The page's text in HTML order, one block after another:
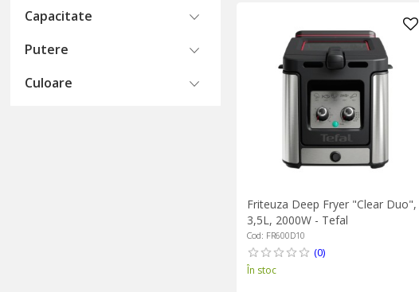
Capacitate
Putere
Culoare
Friteuza Deep Fryer "Clear Duo",
3,5L, 2000W - Tefal
Cod: FR600D10
(0)
În stoc